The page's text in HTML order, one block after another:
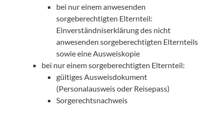
bei nur einem anwesenden
sorgeberechtigten Elternteil:
Einverständniserklärung des nicht
anwesenden sorgeberechtigten Elternteils
sowie eine Ausweiskopie
bei nur einem sorgeberechtigten Elternteil:
gültiges Ausweisdokument
(Personalausweis oder Reisepass)
Sorgerechtsnachweis